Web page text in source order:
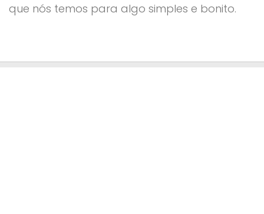
que nós temos para algo simples e bonito.